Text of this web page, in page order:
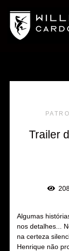
Trailer
Algumas
nos detalhes...
na certeza
Henrique não